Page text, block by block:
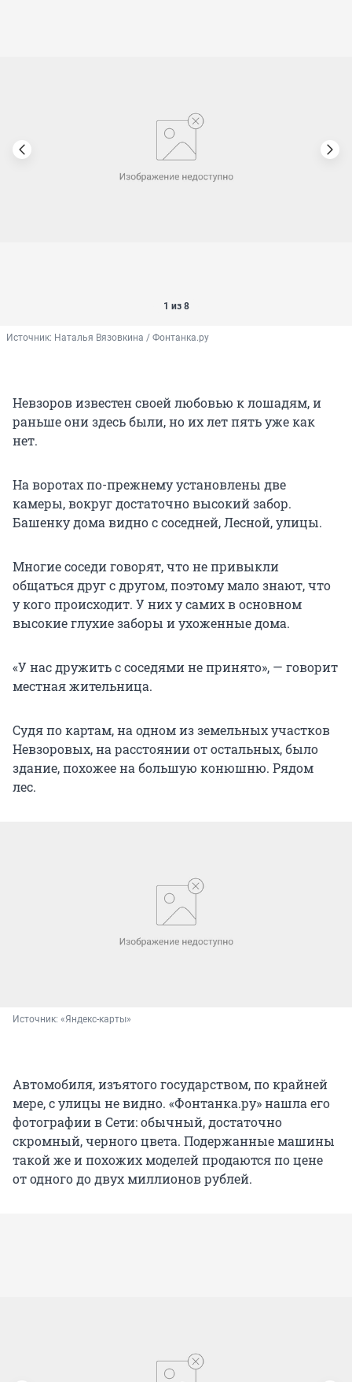
1 из 8
Источник: Наталья Вязовкина / Фонтанка.ру
Невзоров известен своей любовью к лошадям, и
раньше они здесь были, но их лет пять уже как
нет.
На воротах по-прежнему установлены две
камеры, вокруг достаточно высокий забор.
Башенку дома видно с соседней, Лесной, улицы.
Многие соседи говорят, что не привыкли
общаться друг с другом, поэтому мало знают, что
у кого происходит. У них у самих в основном
высокие глухие заборы и ухоженные дома.
«У нас дружить с соседями не принято», — говорит
местная жительница.
Судя по картам, на одном из земельных участков
Невзоровых, на расстоянии от остальных, было
здание, похожее на большую конюшню. Рядом
лес.
Источник: «Яндекс-карты»
Автомобиля, изъятого государством, по крайней
мере, с улицы не видно. «Фонтанка.ру» нашла его
фотографии в Сети: обычный, достаточно
скромный, черного цвета. Подержанные машины
такой же и похожих моделей продаются по цене
от одного до двух миллионов рублей.